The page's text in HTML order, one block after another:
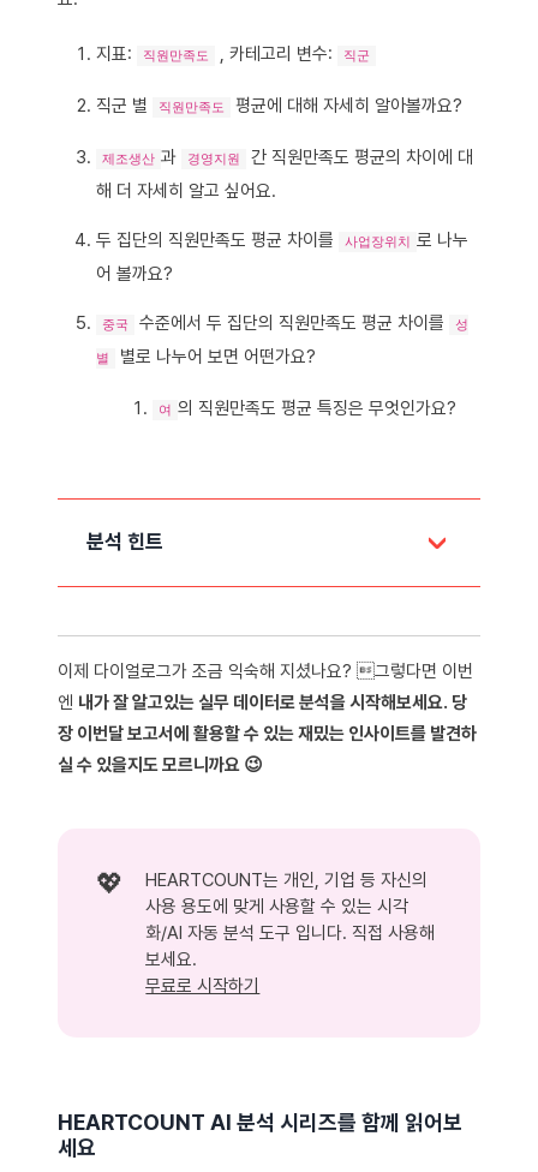
지표: 직원만족도 , 카테고리 변수: 직군
직군 별 직원만족도 평균⁣에 대해 자세히 알아볼까요?
제조생산 과 경영지원
간 직원만족도 평균의 차이에 대
해 더 자세히 알고 싶어요.
두 집단의 직원만족도 평균 차이를 사업장위치 로 나누
어 볼까요?
중국 수준에서 두 집단의 직원만족도 평균 차이를 성
별 별로 나누어 보면 어떤가요?
여 의 직원만족도 평균 특징은 무엇인가요?
분석 힌트
두 직군의 직원만족도 평균은 어떤 사업장에서
중국 내 두 직군의 직원만족도를 성별로 나누어
보면 앞에서 본 것과 어떤 차이가 발생하나요?
- 여성 직원들의 경우 앞 단계에서 본 것과 어
떤 차이가 있나요?
이제 다이얼로그가 조금 익숙해 지셨나요? 그렇다면 이번
엔 내가 잘 알고있는 실무 데이터로 분석을 시작해보세요. 당
장 이번달 보고서에 활용할 수 있는 재밌는 인사이트를 발견하
실 수 있을지도 모르니까요 😉
💖
HEARTCOUNT는 개인, 기업 등 자신의
사용 용도에 맞게 사용할 수 있는 시각
화/AI 자동 분석 도구 입니다. 직접 사용해
보세요.
무료로 시작하기
HEARTCOUNT AI 분석 시리즈를 함께 읽어보
세요